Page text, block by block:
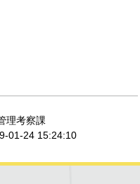
理考察課
01-24 15:24:10